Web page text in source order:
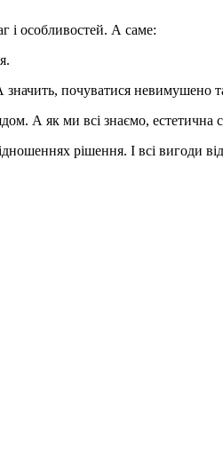
і особливостей. А саме:
почуватися невимушено
А як ми всі знаємо,
рішення. І всі вигоди